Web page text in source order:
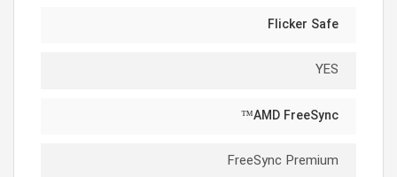
Flicker Safe
YES
AMD FreeSync™
FreeSync Premium